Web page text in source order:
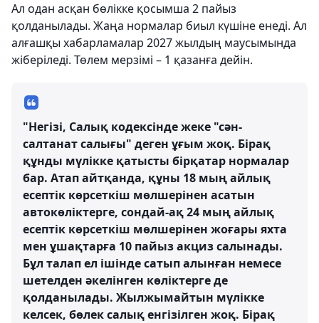
Ал одан асқан бөлікке қосымша 2 пайыз
қолданылады. Жаңа нормалар биыл күшіне енеді. Ал
алғашқы хабарламалар 2027 жылдың маусымында
жіберіледі. Төлем мерзімі – 1 қазанға дейін.
"Негізі, Салық кодексінде жеке "сән-
салтанат салығы" деген ұғым жоқ. Бірақ
құнды мүлікке қатысты бірқатар нормалар
бар. Атап айтқанда, құны 18 мың айлық
есептік көрсеткіш мөлшерінен асатын
автокөліктерге, сондай-ақ 24 мың айлық
есептік көрсеткіш мөлшерінен жоғары яхта
мен ұшақтарға 10 пайыз акциз салынады.
Бұл талап ел ішінде сатып алынған немесе
шетелден әкелінген көліктерге де
қолданылады. Жылжымайтын мүлікке
келсек, бөлек салық енгізілген жоқ. Бірақ